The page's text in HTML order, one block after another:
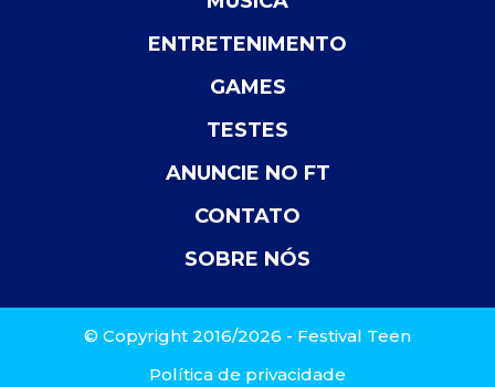
ENTRETENIMENTO
GAMES
TESTES
ANUNCIE NO FT
CONTATO
SOBRE NÓS
© Copyright 2016/2026 - Festival Teen
Política de privacidade